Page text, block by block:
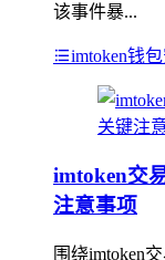
该事件暴...
imtoken钱
imtoken交
注意事项
围绕imtoken